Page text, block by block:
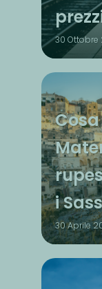
30 Ottobre
i
30 Aprile